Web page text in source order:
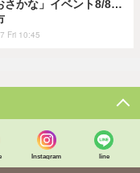
さかな」イベント8/8…
Fri 10:45
Instagram line